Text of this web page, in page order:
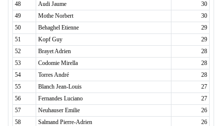
48
Audi Jaume
30
49
Mothe Norbert
30
50
Behaghel Etienne
29
51
Kopf Guy
29
52
Brayet Adrien
28
53
Codomie Mirella
28
54
Torres André
28
55
Blanch Jean-Louis
27
56
Fernandes Luciano
27
57
Neuhauser Emilie
26
58
Salmand Pierre-Adrien
26